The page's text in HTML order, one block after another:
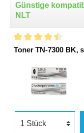
Günstige
NLT